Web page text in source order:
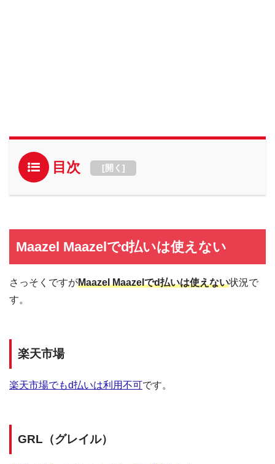
目次 [開く ]
Maazel Maazelでd払いは使えない
さっそくですがMaazel Maazelでd払いは使えない状況で
す。
楽天市場
楽天市場でもd払いは利用不可です。
GRL（グレイル）